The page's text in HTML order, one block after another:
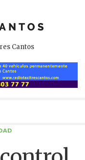
Cantos